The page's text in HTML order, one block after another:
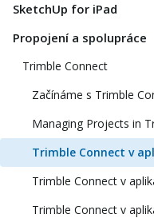
SketchUp for iPad
Propojení a spolupráce
Trimble Connect
Začínáme s Trimble
Managing Projects in
Trimble Connect v
Trimble Connect v
Trimble Connect v